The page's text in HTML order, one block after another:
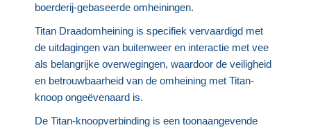
boerderij-gebaseerde omheiningen.
Titan Draadomheining is specifiek vervaardigd met
de uitdagingen van buitenweer en interactie met vee
als belangrijke overwegingen, waardoor de veiligheid
en betrouwbaarheid van de omheining met Titan-
knoop ongeëvenaard is.
De Titan-knoopverbinding is een toonaangevende